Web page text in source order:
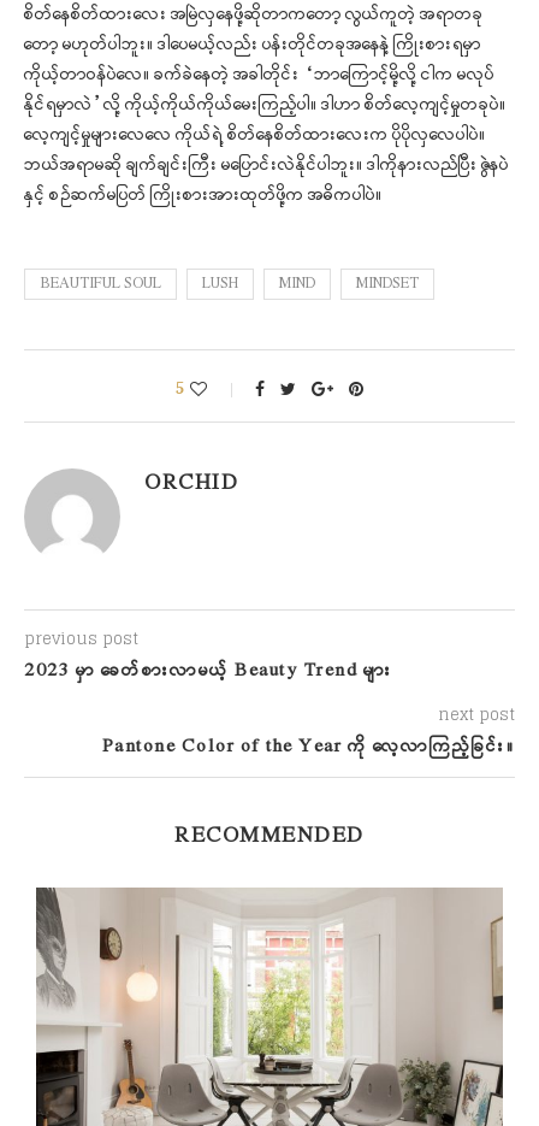
စိတ်နေစိတ်ထားလေး အမြဲလှနေဖို့ဆိုတာကတော့ လွယ်ကူတဲ့ အရာတခု
တော့ မဟုတ်ပါဘူး။ ဒါပေမယ့်လည်း ပန်းတိုင်တခုအနေနဲ့ ကြိုးစားရမှာ
ကိုယ့်တာဝန်ပဲလေ။ ခက်ခဲနေတဲ့ အခါတိုင်း “ဘာကြောင့်မို့လို့ ငါက မလုပ်
နိုင်ရမှာလဲ”လို့ ကိုယ့်ကိုယ်ကိုယ်မေးကြည့်ပါ။ ဒါဟာ စိတ်လေ့ကျင့်မှုတခုပဲ။
လေ့ကျင့်မှုများလေလေ ကိုယ်ရဲ့ စိတ်နေစိတ်ထားလေးက ပိုပိုလှလေပါပဲ။
ဘယ်အရာမဆို ချက်ချင်းကြီး မပြောင်းလဲနိုင်ပါဘူး။ ဒါကိုနားလည်ပြီး ဇွဲနပဲ
နှင့် စဉ်ဆက်မပြတ် ကြိုးစားအားထုတ်ဖို့က အဓိကပါပဲ။
BEAUTIFUL SOUL LUSH MIND MINDSET
5
ORCHID
previous post
2023 မှာ ခေတ်စားလာမယ့် Beauty Trend များ
next post
Pantone Color of the Year ကို လေ့လာကြည့်ခြင်း။
RECOMMENDED